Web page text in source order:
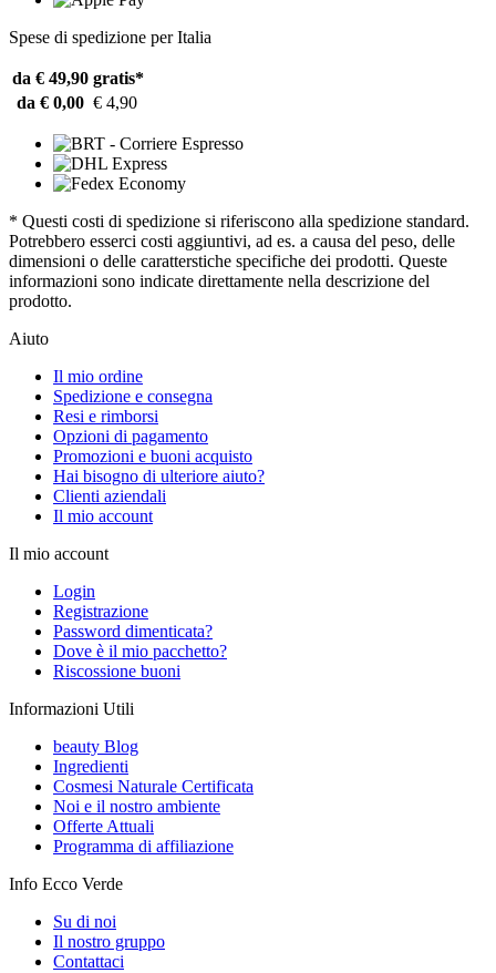
Spese di spedizione per Italia
da € 49,90 gratis*
da € 0,00 € 4,90
* Questi costi di spedizione si riferiscono alla spedizione standard.
Potrebbero esserci costi aggiuntivi, ad es. a causa del peso, delle
dimensioni o delle caratterstiche specifiche dei prodotti. Queste
informazioni sono indicate direttamente nella descrizione del
prodotto.
Aiuto
Il mio ordine
Spedizione e consegna
Resi e rimborsi
Opzioni di pagamento
Promozioni e buoni acquisto
Hai bisogno di ulteriore aiuto?
Clienti aziendali
Il mio account
Il mio account
Login
Registrazione
Password dimenticata?
Dove è il mio pacchetto?
Riscossione buoni
Informazioni Utili
beauty Blog
Ingredienti
Cosmesi Naturale Certificata
Noi e il nostro ambiente
Offerte Attuali
Programma di affiliazione
Info Ecco Verde
Su di noi
Il nostro gruppo
Contattaci